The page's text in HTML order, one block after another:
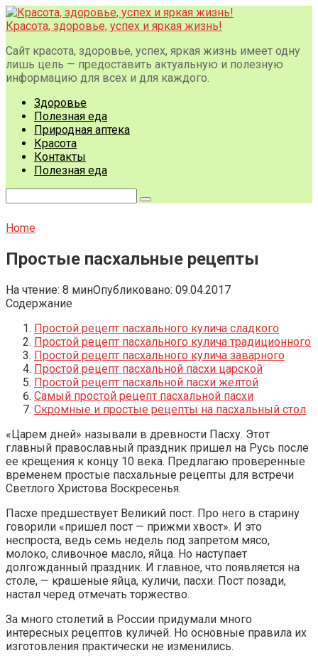
Перейти
к
Красота, здоровье, успех и яркая жизнь!
Сайт красота, здоровье, успех, яркая жизнь имеет одну
лишь цель — предоставить актуальную и полезную
информацию для всех и для каждого.
Здоровье
Полезная еда
Природная аптека
Красота
Контакты
Полезная еда
Home
Простые пасхальные рецепты
На чтение: 8 минОпубликовано: 09.04.2017
Содержание
Простой рецепт пасхального кулича сладкого
Простой рецепт пасхального кулича традиционного
Простой рецепт пасхального кулича заварного
Простой рецепт пасхальной пасхи царской
Простой рецепт пасхальной пасхи желтой
Самый простой рецепт пасхальной пасхи
Скромные и простые рецепты на пасхальный стол
«Царем дней» называли в древности Пасху. Этот
главный православный праздник пришел на Русь после
ее крещения к концу 10 века. Предлагаю проверенные
временем простые пасхальные рецепты для встречи
Светлого Христова Воскресенья.
Пасхе предшествует Великий пост. Про него в старину
говорили «пришел пост — прижми хвост». И это
неспроста, ведь семь недель под запретом мясо,
молоко, сливочное масло, яйца. Но наступает
долгожданный праздник. И главное, что появляется на
столе, — крашеные яйца, куличи, пасхи. Пост позади,
настал черед отмечать торжество.
За много столетий в России придумали много
интересных рецептов куличей. Но основные правила их
изготовления практически не изменились.